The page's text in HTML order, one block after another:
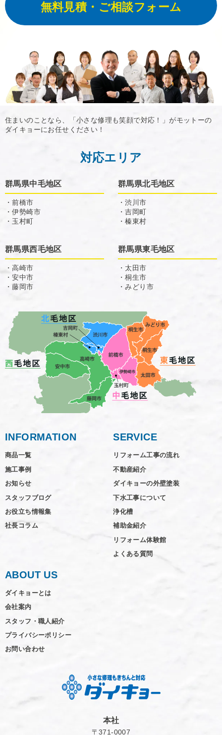
無料見積・ご相談フォーム
住まいのことなら、「小さな修理も笑顔で対応！」がモットーの
ダイキョーにお任せください！
対応エリア
群馬県中毛地区
・前橋市
・伊勢崎市
・玉村町
群馬県北毛地区
・渋川市
・吉岡町
・榛東村
群馬県西毛地区
・高崎市
・安中市
・藤岡市
群馬県東毛地区
・太田市
・桐生市
・みどり市
INFORMATION
商品一覧
施工事例
お知らせ
スタッフブログ
お役立ち情報集
社長コラム
SERVICE
リフォーム工事の流れ
不動産紹介
ダイキョーの外壁塗装
下水工事について
浄化槽
補助金紹介
リフォーム体験館
よくある質問
ABOUT US
ダイキョーとは
会社案内
スタッフ・職人紹介
プライバシーポリシー
お問い合わせ
本社
〒371-0007